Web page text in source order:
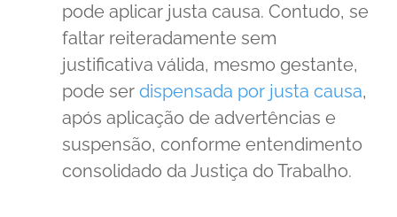
pode aplicar justa causa. Contudo, se
faltar reiteradamente sem
justificativa válida, mesmo gestante,
pode ser dispensada por justa causa,
após aplicação de advertências e
suspensão, conforme entendimento
consolidado da Justiça do Trabalho.